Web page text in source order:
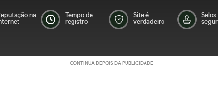
na
Tempo de
registro
Site é
verdadeiro
Selos
CONTINUA DEPOIS DA PUBLICIDADE